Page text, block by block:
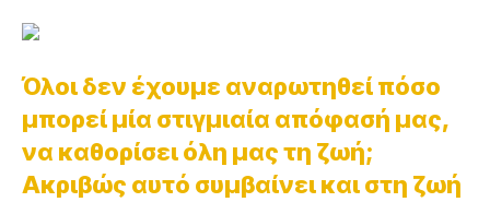
Όλοι δεν έχουμε αναρωτηθεί πόσο
μπορεί μία στιγμιαία απόφασή μας,
να καθορίσει όλη μας τη ζωή;
Ακριβώς αυτό συμβαίνει και στη ζωή